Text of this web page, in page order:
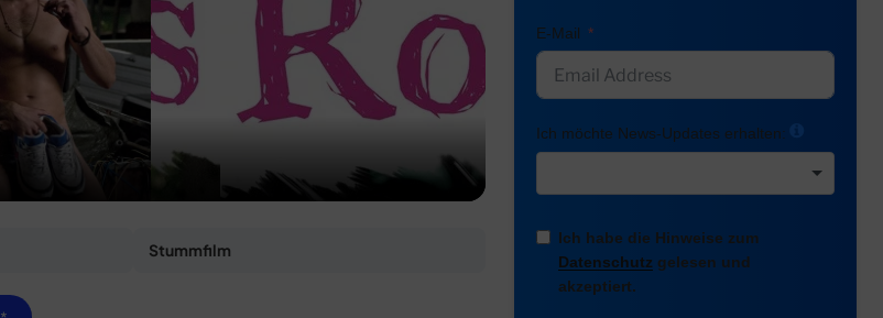
Stummfilm
E-Mail
Ich möchte News-Updates erhalten:
Ich habe die Hinweise zum
Datenschutz gelesen und
akzeptiert.